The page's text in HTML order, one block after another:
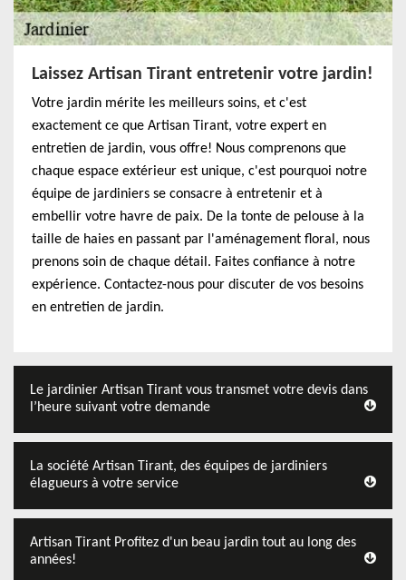
Laissez Artisan Tirant entretenir votre jardin!
Votre jardin mérite les meilleurs soins, et c'est
exactement ce que Artisan Tirant, votre expert en
entretien de jardin, vous offre! Nous comprenons que
chaque espace extérieur est unique, c'est pourquoi notre
équipe de jardiniers se consacre à entretenir et à
embellir votre havre de paix. De la tonte de pelouse à la
taille de haies en passant par l'aménagement floral, nous
prenons soin de chaque détail. Faites confiance à notre
expérience. Contactez-nous pour discuter de vos besoins
en entretien de jardin.
Le jardinier Artisan Tirant vous transmet votre devis dans
l’heure suivant votre demande
La société Artisan Tirant, des équipes de jardiniers
élagueurs à votre service
Artisan Tirant Profitez d'un beau jardin tout au long des
années!